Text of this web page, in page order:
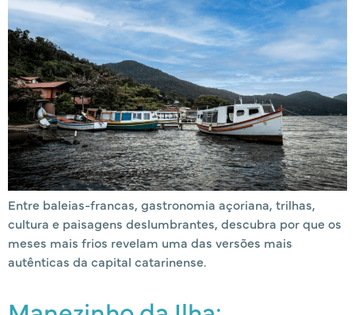
Entre baleias-francas, gastronomia açoriana, trilhas,
cultura e paisagens deslumbrantes, descubra por que os
meses mais frios revelam uma das versões mais
autênticas da capital catarinense.